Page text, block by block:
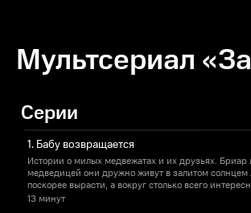
Мультсериал
Серии
1. Бабу возвращается
Истории о милых медвежатах и их друзьях.
медведицей они дружно живут в залитом
поскорее вырасти, а вокруг столько всего
Что делать, если незнакомец стучится в дверь?
13 минут